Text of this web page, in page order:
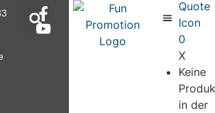
0
X
Keine
in der